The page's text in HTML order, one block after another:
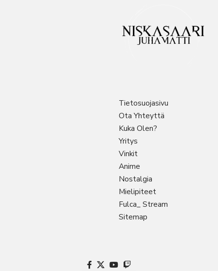
Tietosuojasivu
Ota Yhteyttä
Kuka Olen?
Yritys
Vinkit
Anime
Nostalgia
Mielipiteet
Fulca_ Stream
Sitemap